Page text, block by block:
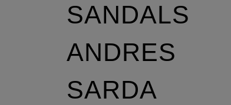
SANDALS
ANDRES
SARDA